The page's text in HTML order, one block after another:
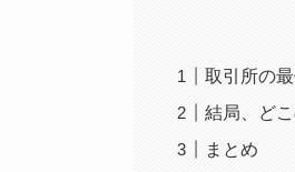
取引所の
結局、ど
まとめ